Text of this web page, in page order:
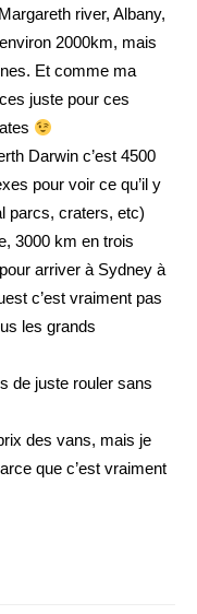
river, Albany,
2000km, mais
Et comme ma
juste pour ces
Darwin c’est 4500
pour voir ce qu’il y
parcs, craters, etc)
3000 km en trois
arriver à Sydney à
c’est vraiment pas
les grands
de juste rouler sans
des vans, mais je
que c’est vraiment